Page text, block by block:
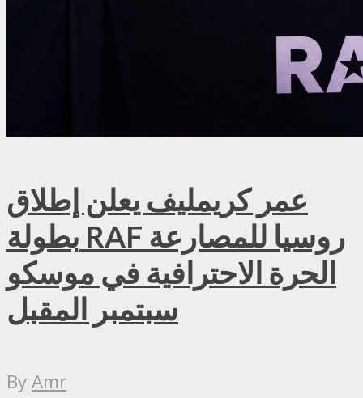
عمر كريمليف يعلن إطلاق
بطولة RAF روسيا للمصارعة
الحرة الاحترافية في موسكو
سبتمبر المقبل
ByAmr